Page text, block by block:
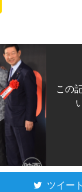
この
ツイー